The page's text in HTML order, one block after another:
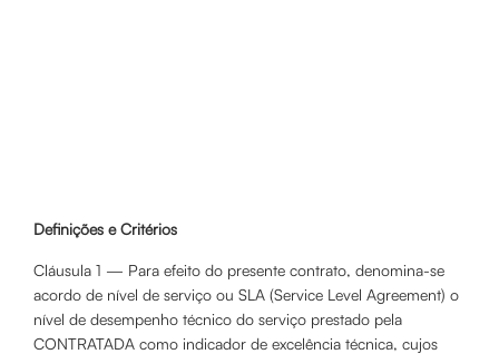
Definições e Critérios
Cláusula 1 — Para efeito do presente contrato, denomina-se
acordo de nível de serviço ou SLA (Service Level Agreement) o
nível de desempenho técnico do serviço prestado pela
CONTRATADA como indicador de excelência técnica, cujos